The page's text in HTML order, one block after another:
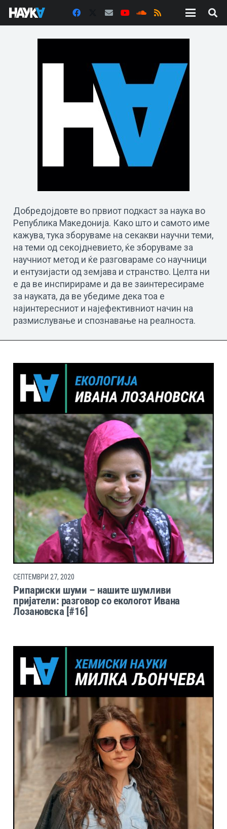
Добредојдовте во првиот подкаст за наука во
Република Македонија. Како што и самото име
кажува, тука зборуваме на секакви научни теми,
на теми од секојдневието, ќе зборуваме за
научниот метод и ќе разговараме со научници
и ентузијасти од земјава и странство. Целта ни
е да ве инспирираме и да ве заинтересираме
за науката, да ве убедиме дека тоа е
најинтересниот и најефективниот начин на
размислување и спознавање на реалноста.
СЕПТЕМВРИ 27, 2020
Рипариски шуми – нашите шумливи
пријатели: разговор со екологот Ивана
Лозановска [#16]